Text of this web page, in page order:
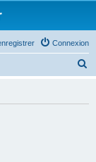
Connexion